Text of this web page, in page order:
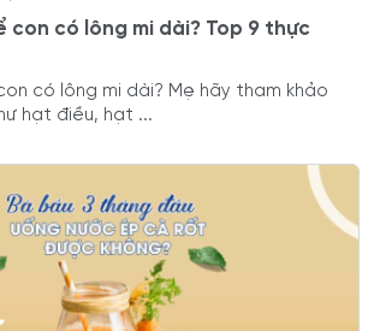
con có lông mi dài? Top 9 thực
có lông mi dài? Mẹ hãy tham khảo
hạt điều, hạt ...